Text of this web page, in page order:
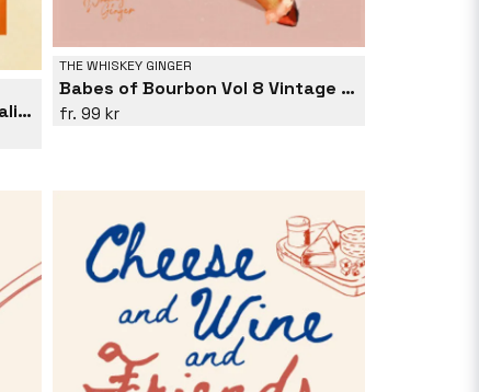
Amaretto Flamingo Art Deco Italian Cafe Travel Art
THE WHISKEY GINGER
Babes of Bourbon Vol 8 Vintage Pinup Girl With Afro
99 kr